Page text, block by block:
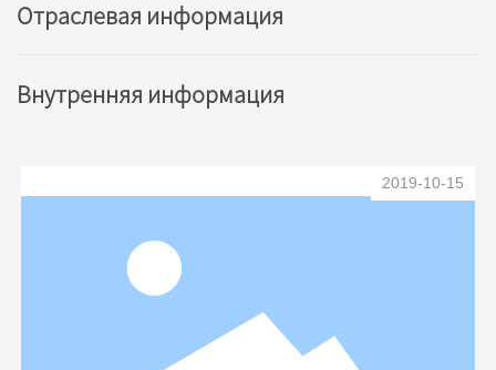
Отраслевая информация
Внутренняя информация
2019-10-15